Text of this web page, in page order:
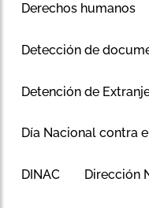
Derechos humanos
Detección de
Detención de
Día Nacional contra
DINAC Dirección